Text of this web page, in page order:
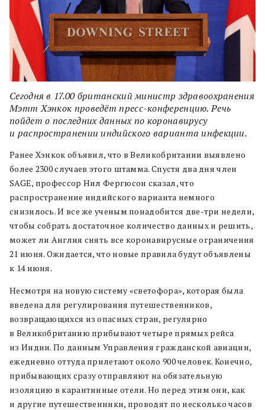
Сегодня в 17.00 британский министр здравоохранения
Мэтт Хэнкок проведёт пресс-конференцию. Речь
пойдет о последних данных по коронавирусу
и распространении индийского варианта инфекции.
Ранее Хэнкок объявил, что в Великобритании выявлено
более 2300 случаев этого штамма. Спустя два дня член
SAGE, профессор Нил Фергюсон сказал, что
распространение индийского варианта немного
снизилось. И все же ученым понадобится две-три недели,
чтобы собрать достаточное количество данных и решить,
может ли Англия снять все коронавирусные ограничения
21 июня. Ожидается, что новые правила будут объявлены
к 14 июня.
Несмотря на новую систему «светофора», которая была
введена для регулирования путешественников,
возвращающихся из опасных стран, регулярно
в Великобританию прибывают четыре прямых рейса
из Индии. По данным Управления гражданской авиации,
ежедневно оттуда прилетают около 900 человек. Конечно,
прибывающих сразу отправляют на обязательную
изоляцию в карантинные отели. Но перед этим они, как
и другие путешественники, проводят по несколько часов